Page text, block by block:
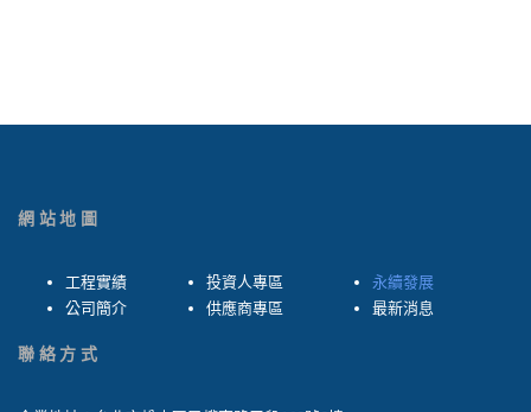
網站地圖
工程實績
公司簡介
投資人專區
供應商專區
永續發展
最新消息
聯絡方式